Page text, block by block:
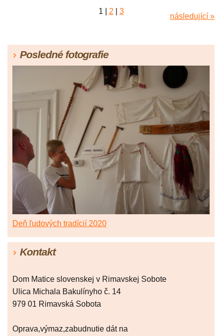
1 2 3
následující »
Posledné fotografie
Deň ľudových tradícií 2020
Kontakt
Dom Matice slovenskej v Rimavskej Sobote
Ulica Michala Bakulínyho č. 14
979 01 Rimavská Sobota
Oprava,výmaz,zabudnutie dát na